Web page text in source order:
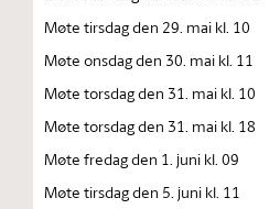
Møte tirsdag den 29. mai kl. 10
Møte onsdag den 30. mai kl. 11
Møte torsdag den 31. mai kl. 10
Møte torsdag den 31. mai kl. 18
Møte fredag den 1. juni kl. 09
Møte tirsdag den 5. juni kl. 11